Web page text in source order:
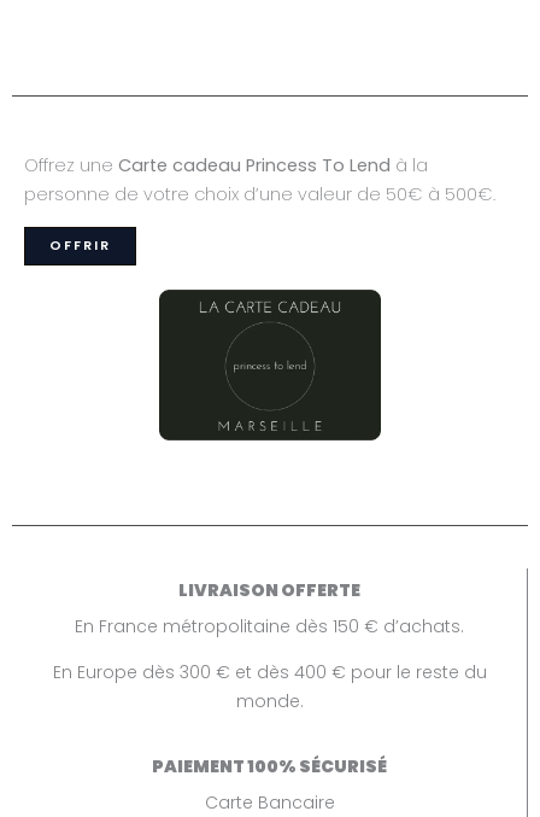
Offrez une Carte cadeau Princess To Lend à la
personne de votre choix d’une valeur de 50€ à 500€.
OFFRIR
LIVRAISON OFFERTE
En France métropolitaine dès 150 € d’achats.
En Europe dès 300 € et dès 400 € pour le reste du
monde.
PAIEMENT 100% SÉCURISÉ
Carte Bancaire